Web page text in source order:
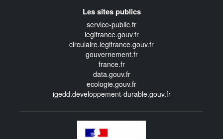
Les sites publics
service-public.fr
legifrance.gouv.fr
circulaire.legifrance.gouv.fr
gouvernement.fr
france.fr
data.gouv.fr
ecologie.gouv.fr
igedd.developpement-durable.gouv.fr